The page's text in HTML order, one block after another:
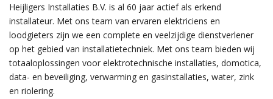
Heijligers Installaties B.V. is al 60 jaar actief als erkend
installateur. Met ons team van ervaren elektriciens en
loodgieters zijn we een complete en veelzijdige dienstverlener
op het gebied van installatietechniek. Met ons team bieden wij
totaaloplossingen voor elektrotechnische installaties, domotica,
data- en beveiliging, verwarming en gasinstallaties, water, zink
en riolering.